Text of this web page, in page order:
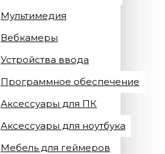
Мультимедия
Вебкамеры
Устройства ввода
Программное обеспечение
Аксессуары для ПК
Аксессуары для ноутбука
Мебель для геймеров